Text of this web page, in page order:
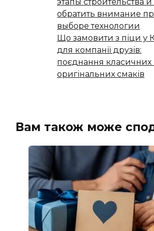
обратить внимание
выборе технологии
Що замовити з піци у
для компанії друзів:
поєднання класичних
оригінальних смаків
Вам також може